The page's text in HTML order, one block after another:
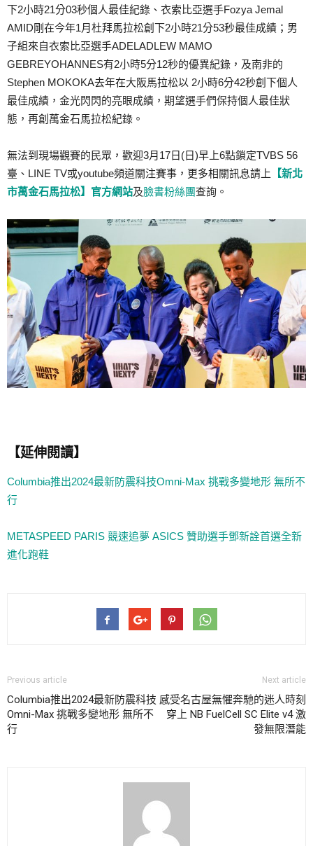
下2小時21分03秒個人最佳紀錄、衣索比亞選手Fozya Jemal
AMID剛在今年1月杜拜馬拉松創下2小時21分53秒最佳成績；男
子組來自衣索比亞選手ADELADLEW MAMO
GEBREYOHANNES有2小時5分12秒的優異紀錄，及南非的
Stephen MOKOKA去年在大阪馬拉松以 2小時6分42秒創下個人
最佳成績，金光閃閃的亮眼成績，期望選手們保持個人最佳狀
態，再創萬金石馬拉松紀錄。
無法到現場觀賽的民眾，歡迎3月17日(日)早上6點鎖定TVBS 56
臺、LINE TV或youtube頻道關注賽事，更多相關訊息請上 【新北
市萬金石馬拉松】官方網站及臉書粉絲團查詢。
【延伸閱讀】
Columbia推出2024最新防震科技Omni-Max 挑戰多變地形 無所不
行
METASPEED PARIS 競速追夢 ASICS 贊助選手鄧新詮首選全新
進化跑鞋
Previous article
Columbia推出2024最新防震科技
Omni-Max 挑戰多變地形 無所不
行
Next article
感受名古屋無懼奔馳的迷人時刻
穿上 NB FuelCell SC Elite v4 激
發無限潛能